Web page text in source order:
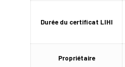
Durée du certificat LIHI
Propriétaire